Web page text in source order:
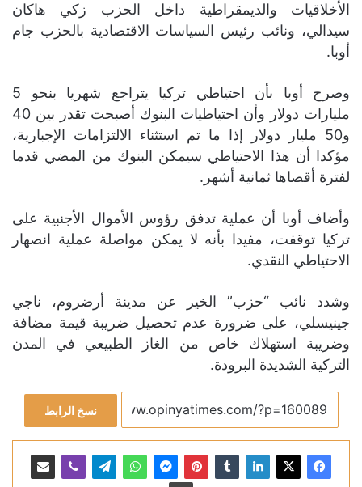
الأخلاقيات والديمقراطية داخل الحزب زكي هاكان
سيدالي، ونائب رئيس السياسات الاقتصادية بالحزب جام
أوبا.
وصرح أوبا بأن احتياطي تركيا يتراجع شهريا بنحو 5
مليارات دولار وأن احتياطيات البنوك أصبحت تقدر بين 40
و50 مليار دولار إذا ما تم استثناء الالتزامات الإجبارية،
مؤكدا أن هذا الاحتياطي سيمكن البنوك من المضي قدما
لفترة أقصاها ثمانية أشهر.
وأضاف أوبا أن عملية تدفق رؤوس الأموال الأجنبية على
تركيا توقفت، مفيدا بأنه لا يمكن مواصلة عملية انصهار
الاحتياطي النقدي.
وشدد نائب “حزب” الخير عن مدينة أرضروم، ناجي
جينيسلي، على ضرورة عدم تحصيل ضريبة قيمة مضافة
وضريبة استهلاك خاص من الغاز الطبيعي في المدن
التركية الشديدة البرودة.
نسخ الرابط